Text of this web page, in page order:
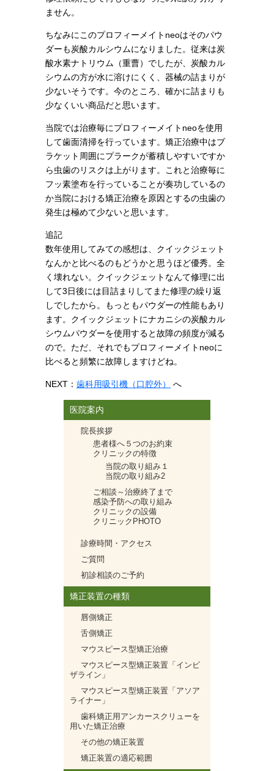
ません。
ちなみにこのプロフィーメイトneoはそのパウ
ダーも炭酸カルシウムになりました。従来は炭
酸水素ナトリウム（重曹）でしたが、炭酸カル
シウムの方が水に溶けにくく、器械の詰まりが
少ないそうです。今のところ、確かに詰まりも
少なくいい商品だと思います。
当院では治療毎にプロフィーメイトneoを使用
して歯面清掃を行っています。矯正治療中はブ
ラケット周囲にプラークが蓄積しやすいですか
ら虫歯のリスクは上がります。これと治療毎に
フッ素塗布を行っていることが奏功しているの
か当院における矯正治療を原因とするの虫歯の
発生は極めて少ないと思います。
追記
数年使用してみての感想は、クイックジェット
なんかと比べるのもどうかと思うほど優秀。全
く壊れない。クイックジェットなんて修理に出
して3日後には目詰まりしてまた修理の繰り返
しでしたから。もっともパウダーの性能もあり
ます。クイックジェットにナカニシの炭酸カル
シウムパウダーを使用すると故障の頻度が減る
ので。ただ、それでもプロフィーメイトneoに
比べると頻繁に故障しますけどね。
NEXT： 歯科用吸引機（口腔外） へ
医院案内
院長挨拶
患者様へ５つのお約束
クリニックの特徴
当院の取り組み１
当院の取り組み2
ご相談～治療終了まで
感染予防への取り組み
クリニックの設備
クリニックPHOTO
診療時間・アクセス
ご質問
初診相談のご予約
矯正装置の種類
唇側矯正
舌側矯正
マウスピース型矯正治療
マウスピース型矯正装置「インビ
ザライン」
マウスピース型矯正装置「アソア
ライナー」
歯科矯正用アンカースクリューを
用いた矯正治療
その他の矯正装置
矯正装置の適応範囲